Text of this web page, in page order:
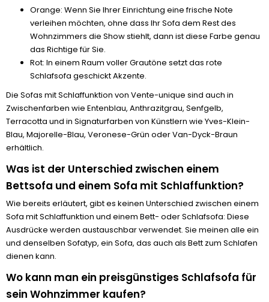
Orange: Wenn Sie Ihrer Einrichtung eine frische Note
verleihen möchten, ohne dass Ihr Sofa dem Rest des
Wohnzimmers die Show stiehlt, dann ist diese Farbe genau
das Richtige für Sie.
Rot: In einem Raum voller Grautöne setzt das rote
Schlafsofa geschickt Akzente.
Die Sofas mit Schlaffunktion von Vente-unique sind auch in
Zwischenfarben wie Entenblau, Anthrazitgrau, Senfgelb,
Terracotta und in Signaturfarben von Künstlern wie Yves-Klein-
Blau, Majorelle-Blau, Veronese-Grün oder Van-Dyck-Braun
erhältlich.
Was ist der Unterschied zwischen einem
Bettsofa und einem Sofa mit Schlaffunktion?
Wie bereits erläutert, gibt es keinen Unterschied zwischen einem
Sofa mit Schlaffunktion und einem Bett- oder Schlafsofa: Diese
Ausdrücke werden austauschbar verwendet. Sie meinen alle ein
und denselben Sofatyp, ein Sofa, das auch als Bett zum Schlafen
dienen kann.
Wo kann man ein preisgünstiges Schlafsofa für
sein Wohnzimmer kaufen?